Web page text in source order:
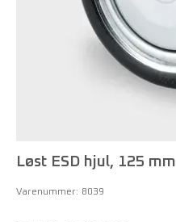
Løst ESD hjul, 125 mm
Varenummer: 8039